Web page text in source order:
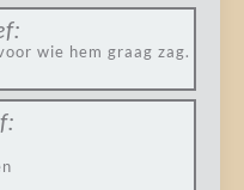
wie hem graag zag.